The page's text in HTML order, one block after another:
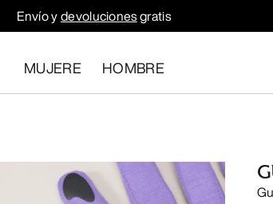
Envío ydevolucionesgratis
MUJERE HOMBRE